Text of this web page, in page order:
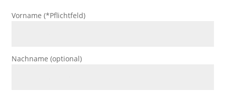
Vorname (*Pflichtfeld)
Nachname (optional)